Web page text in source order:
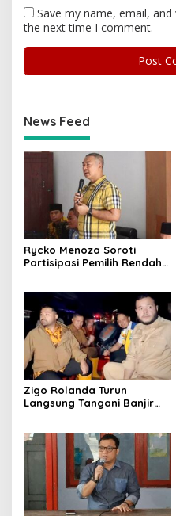
Save my name, email,
the next time I comment.
News Feed
Rycko Menoza Soroti
Partisipasi Pemilih Rendah
Zigo Rolanda Turun
Langsung Tangani Banjir